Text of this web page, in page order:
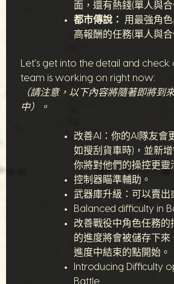
面，還有熱錢(單人與合
都市傳說：
用最強角
高報酬的任務(單人與合
Let’s get into the detail and
team is working on right now:
（請注意，以下內容將隨著即將到
中）。
改善AI：你的AI隊友會
如搜刮貨車時)，並新
你將對他們的操控更靈
控制器瞄準輔助。
武器庫升級：可以賣出
Balanced difficulty in
改善戰役中角色任務的
的進度將會被儲存下來
進度中結束的點開始。
Introducing Difficulty
Battle.